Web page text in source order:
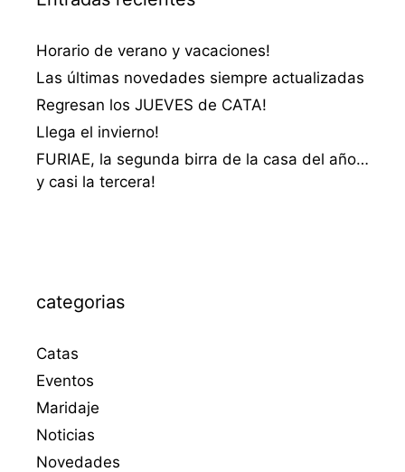
Horario de verano y vacaciones!
Las últimas novedades siempre actualizadas
Regresan los JUEVES de CATA!
Llega el invierno!
FURIAE, la segunda birra de la casa del año…
y casi la tercera!
categorias
Catas
Eventos
Maridaje
Noticias
Novedades